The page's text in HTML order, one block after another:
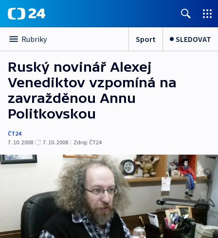
Rubriky Sport SLEDOVAT
Ruský novinář Alexej
Venediktov vzpomíná na
zavražděnou Annu
Politkovskou
ČT24
7. 10. 2008
7. 10. 2008 | Zdroj: ČT24